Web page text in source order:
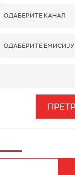
ОДАБЕРИТЕ КАНАЛ
РТС 1
РТС 3
ОДАБЕРИТЕ ЕМИСИЈУ
ИНФО